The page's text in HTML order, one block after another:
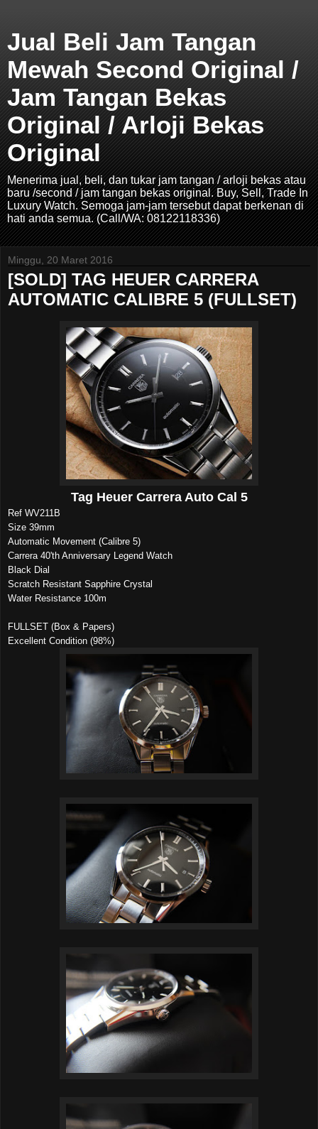
Jual Beli Jam Tangan
Mewah Second Original /
Jam Tangan Bekas
Original / Arloji Bekas
Original
Menerima jual, beli, dan tukar jam tangan / arloji bekas atau
baru /second / jam tangan bekas original. Buy, Sell, Trade In
Luxury Watch. Semoga jam-jam tersebut dapat berkenan di
hati anda semua. (Call/WA: 08122118336)
Minggu, 20 Maret 2016
[SOLD] TAG HEUER CARRERA
AUTOMATIC CALIBRE 5 (FULLSET)
Tag Heuer Carrera Auto Cal 5
Ref WV211B
Size 39mm
Automatic Movement (Calibre 5)
Carrera 40'th Anniversary Legend Watch
Black Dial
Scratch Resistant Sapphire Crystal
Water Resistance 100m
FULLSET (Box & Papers)
Excellent Condition (98%)